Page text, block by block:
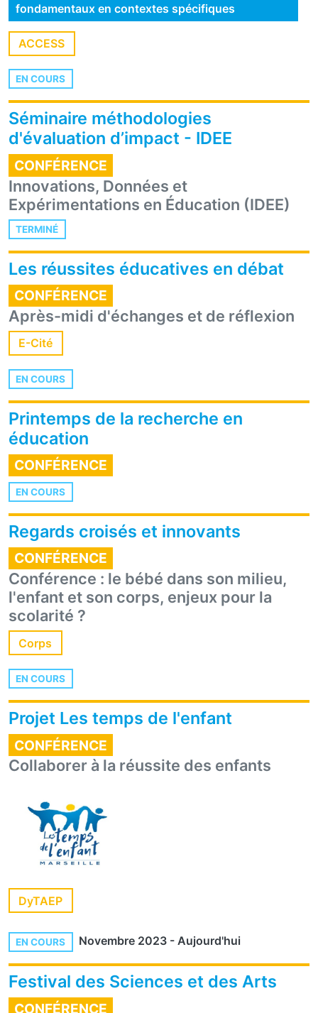
fondamentaux en contextes spécifiques
ACCESS
EN COURS
Séminaire méthodologies
d'évaluation d’impact - IDEE
CONFÉRENCE
Innovations, Données et
Expérimentations en Éducation (IDEE)
TERMINÉ
Les réussites éducatives en débat
CONFÉRENCE
Après-midi d'échanges et de réflexion
E-Cité
EN COURS
Printemps de la recherche en
éducation
CONFÉRENCE
EN COURS
Regards croisés et innovants
CONFÉRENCE
Conférence : le bébé dans son milieu,
l'enfant et son corps, enjeux pour la
scolarité ?
Corps
EN COURS
Projet Les temps de l'enfant
CONFÉRENCE
Collaborer à la réussite des enfants
DyTAEP
EN COURS Novembre 2023- Aujourd'hui
Festival des Sciences et des Arts
CONFÉRENCE